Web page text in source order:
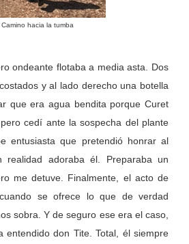
Camino hacia la tumba
ondeante flotaba a media asta. Dos
y al lado derecho una botella
que era agua bendita porque Curet
cedí ante la sospecha del plante
entusiasta que pretendió honrar al
adoraba él. Preparaba un
me detuve. Finalmente, el acto de
se ofrece lo que de verdad
sobra. Y de seguro ese era el caso,
entendido don Tite. Total, él siempre